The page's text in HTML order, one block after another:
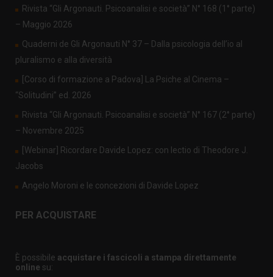
Rivista “Gli Argonauti. Psicoanalisi e società” N° 168 (1° parte)
– Maggio 2026
Quaderni de Gli Argonauti N° 37 – Dalla psicologia dell’io al
pluralismo e alla diversità
[Corso di formazione a Padova] La Psiche al Cinema –
“Solitudini” ed. 2026
Rivista “Gli Argonauti. Psicoanalisi e società” N° 167 (2° parte)
– Novembre 2025
[Webinar] Ricordare Davide Lopez: con lectio di Theodore J.
Jacobs
Angelo Moroni e le concezioni di Davide Lopez
PER ACQUISTARE
È possibile acquistare i fascicoli a stampa direttamente
online su: